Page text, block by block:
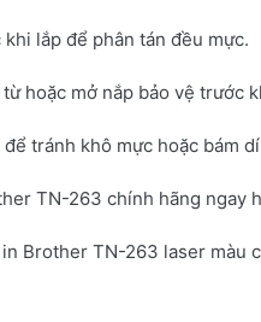
lắp để phân tán đều mực.
hoặc mở nắp bảo vệ trước
tránh khô mực hoặc bám
TN-263 chính hãng ngay
Brother TN-263 laser màu